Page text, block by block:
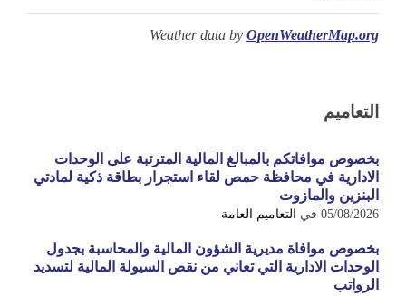
Weather data by OpenWeatherMap.org
التعاميم
بخصوص موافاتكم بالمبالغ المالية المترتبة على الوحدات
الادارية في محافظة حمص لقاء استجرار بطاقة ذكية لمادتي
البنزين والمازوت
05/08/2026 في التعاميم العامة
بخصوص موافاة مديرية الشؤون المالية والمحاسبة بجدول
الوحدات الادارية التي تعاني من نقص السيولة المالية لتسديد
الرواتب